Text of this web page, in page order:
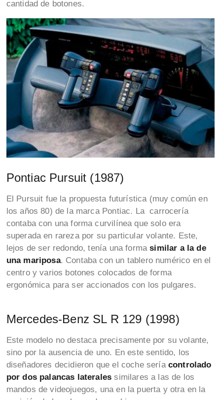
cantidad de botones.
Pontiac Pursuit (1987)
El Pursuit fue la propuesta futurística (muy común en
los años 80) de la marca Pontiac. La carrocería
contaba con una forma curvilínea que solo era
superada en rareza por su particular volante. Este,
lejos de ser redondo, tenía una formasimilar a la de
una mariposa. Contaba con un tablero numérico en el
centro y varios botones colocados de forma
ergonómica para ser accionados con los pulgares.
Mercedes-Benz SL R 129 (1998)
Este modelo no destaca precisamente por su volante,
sino por la ausencia de uno. En este sentido, los
diseñadores decidieron que el coche sería controlado
por dos palancas laterales similares a las de los
mandos de videojuegos, una en la puerta y otra en la